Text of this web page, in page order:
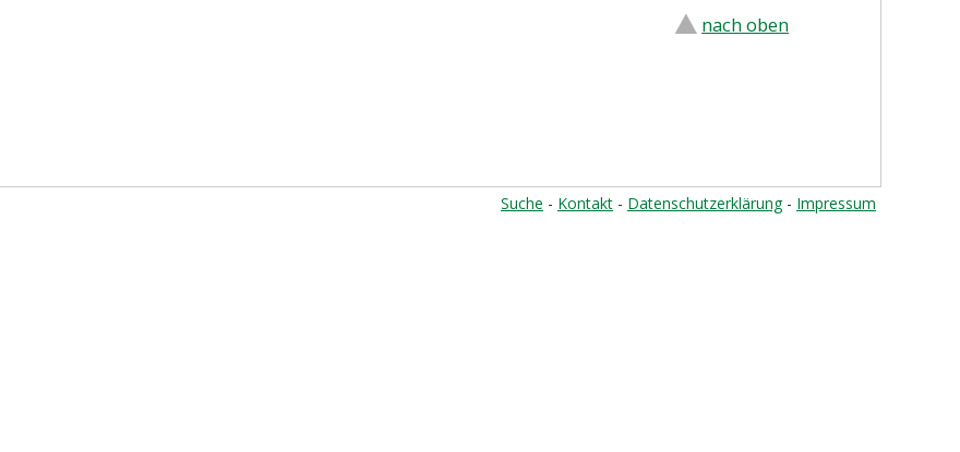
nach oben
Suche - Kontakt - Datenschutzerklärung- Impressum